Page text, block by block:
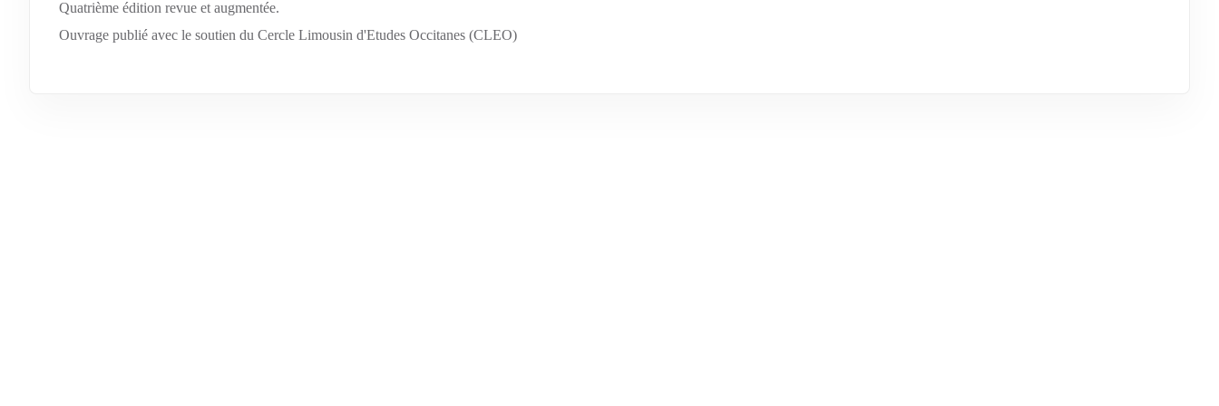
Quatrième édition revue et augmentée.
Ouvrage publié avec le soutien du Cercle Limousin d'Etudes Occitanes (CLEO)